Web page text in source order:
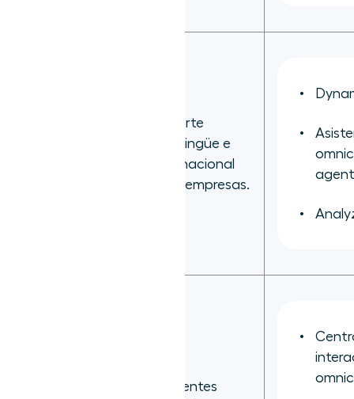
Soporte
multilingüe e
internacional
para empresas.
Asistentes